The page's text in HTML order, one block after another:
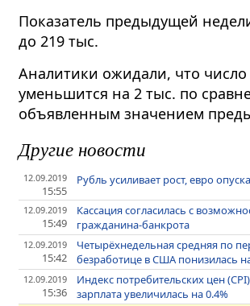
Показатель предыдущей
до 219 тыс.
Аналитики ожидали, что
уменьшится на 2 тыс. по
объявленным значением
Другие новости
12.09.2019
15:55
Рубль усиливает рост, евро
12.09.2019
15:49
Кассация согласилась с
гражданина-банкрота
12.09.2019
15:42
Четырёхнедельная средняя по
безработице в США понизилась
12.09.2019
15:36
Индекс потребительских цен
зарплата увеличилась на 0.4%